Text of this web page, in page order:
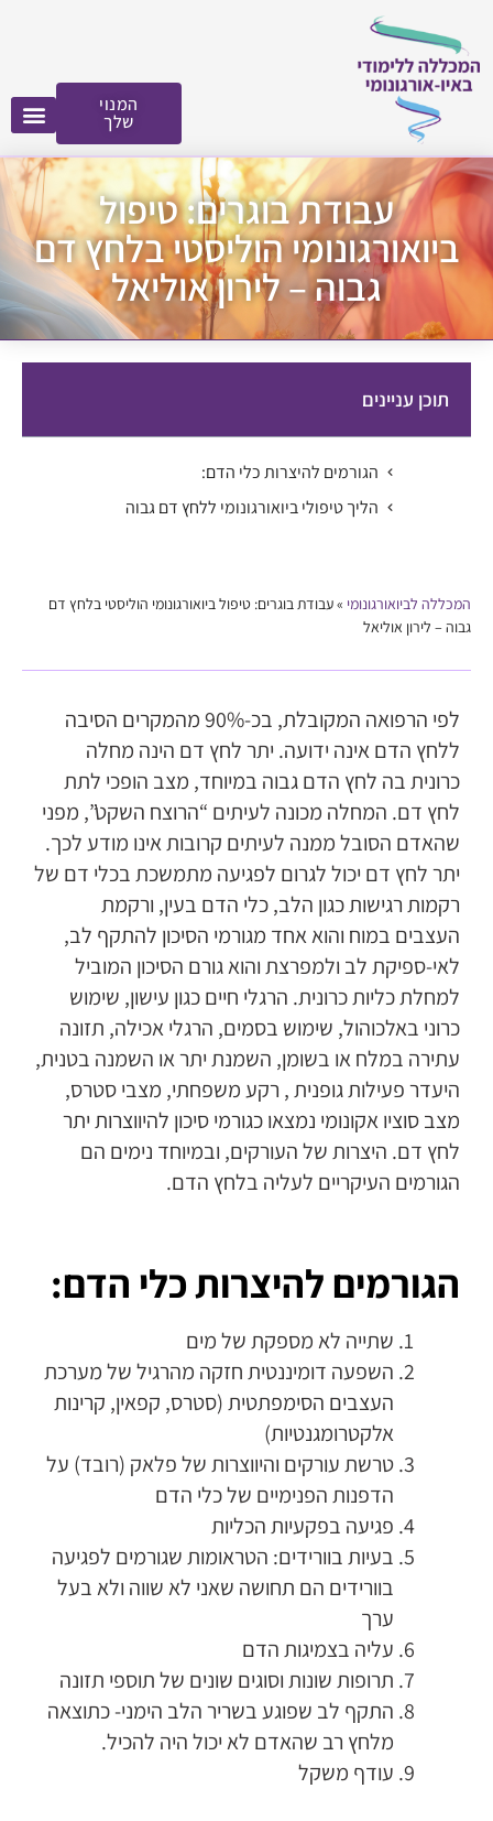
המנוי
שלך
עבודת בוגרים: טיפול
ביואורגונומי הוליסטי בלחץ דם
גבוה – לירון אוליאל
תוכן עניינים
הגורמים להיצרות כלי הדם:
הליך טיפולי ביואורגונומי ללחץ דם גבוה
המכללה לביואורגונומי »עבודת בוגרים: טיפול ביואורגונומי הוליסטי בלחץ דם
גבוה – לירון אוליאל
לפי הרפואה המקובלת, בכ-90% מהמקרים הסיבה
ללחץ הדם אינה ידועה. יתר לחץ דם הינה מחלה
כרונית בה לחץ הדם גבוה במיוחד, מצב הופכי לתת
לחץ דם. המחלה מכונה לעיתים “הרוצח השקט”, מפני
שהאדם הסובל ממנה לעיתים קרובות אינו מודע לכך.
יתר לחץ דם יכול לגרום לפגיעה מתמשכת בכלי דם של
רקמות רגישות כגון הלב, כלי הדם בעין, ורקמת
העצבים במוח והוא אחד מגורמי הסיכון להתקף לב,
לאי-ספיקת לב ולמפרצת והוא גורם הסיכון המוביל
למחלת כליות כרונית. הרגלי חיים כגון עישון, שימוש
כרוני באלכוהול, שימוש בסמים, הרגלי אכילה, תזונה
עתירה במלח או בשומן, השמנת יתר או השמנה בטנית,
היעדר פעילות גופנית , רקע משפחתי, מצבי סטרס,
מצב סוציו אקונומי נמצאו כגורמי סיכון להיווצרות יתר
לחץ דם. היצרות של העורקים, ובמיוחד נימים הם
הגורמים העיקריים לעליה בלחץ הדם.
הגורמים להיצרות כלי הדם:
שתייה לא מספקת של מים
השפעה דומיננטית חזקה מהרגיל של מערכת
העצבים הסימפתטית (סטרס, קפאין, קרינות
אלקטרומגנטיות)
טרשת עורקים והיווצרות של פלאק (רובד) על
הדפנות הפנימיים של כלי הדם
פגיעה בפקעיות הכליות
בעיות בוורידים: הטראומות שגורמים לפגיעה
בוורידים הם תחושה שאני לא שווה ולא בעל
ערך
עליה בצמיגות הדם
תרופות שונות וסוגים שונים של תוספי תזונה
התקף לב שפוגע בשריר הלב הימני- כתוצאה
מלחץ רב שהאדם לא יכול היה להכיל.
עודף משקל